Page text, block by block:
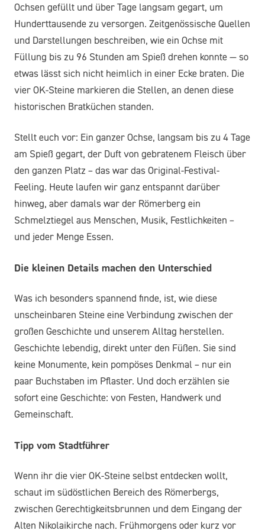
Ochsen gefüllt und über Tage langsam gegart, um
Hunderttausende zu versorgen. Zeitgenössische Quellen
und Darstellungen beschreiben, wie ein Ochse mit
Füllung bis zu 96 Stunden am Spieß drehen konnte — so
etwas lässt sich nicht heimlich in einer Ecke braten. Die
vier OK-Steine markieren die Stellen, an denen diese
historischen Bratküchen standen.
Stellt euch vor: Ein ganzer Ochse, langsam bis zu 4 Tage
am Spieß gegart, der Duft von gebratenem Fleisch über
den ganzen Platz – das war das Original-Festival-
Feeling. Heute laufen wir ganz entspannt darüber
hinweg, aber damals war der Römerberg ein
Schmelztiegel aus Menschen, Musik, Festlichkeiten –
und jeder Menge Essen.
Die kleinen Details machen den Unterschied
Was ich besonders spannend finde, ist, wie diese
unscheinbaren Steine eine Verbindung zwischen der
großen Geschichte und unserem Alltag herstellen.
Geschichte lebendig, direkt unter den Füßen. Sie sind
keine Monumente, kein pompöses Denkmal – nur ein
paar Buchstaben im Pflaster. Und doch erzählen sie
sofort eine Geschichte: von Festen, Handwerk und
Gemeinschaft.
Tipp vom Stadtführer
Wenn ihr die vier OK-Steine selbst entdecken wollt,
schaut im südöstlichen Bereich des Römerbergs,
zwischen Gerechtigkeitsbrunnen und dem Eingang der
Alten Nikolaikirche nach. Frühmorgens oder kurz vor